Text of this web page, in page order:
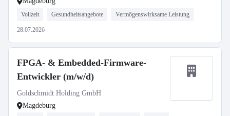
Vollzeit Gesundheitsangebote Vermögenswirksame Leistung
28.07.2026
FPGA- & Embedded-Firmware-
Entwickler (m/w/d)
Goldschmidt Holding GmbH
Magdeburg